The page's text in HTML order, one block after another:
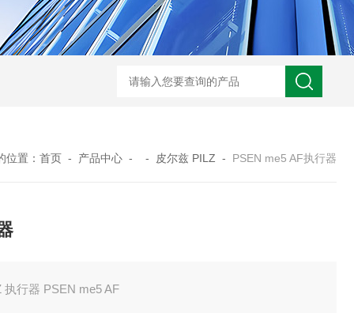
ARM10F2-20BGSMC 减压阀 KQB2H06-G01SMC 金属快换接头
位置： 首页 - 产品中心 - - 皮尔兹 PILZ - PSEN me5 AF执行器
执行器 PSEN me5 AF